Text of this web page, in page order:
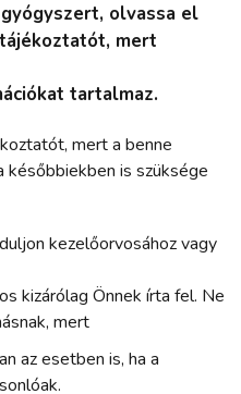
olvassa el
mert
tartalmaz.
mert a benne
későbbiekben is szüksége
kezelőorvosához vagy
kizárólag Önnek írta fel. Ne
mert
az esetben is, ha a